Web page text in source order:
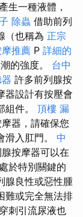
生一種液體，
除蟲 借助前列
（也稱為 正宗
推薦 P 詳細的
的強度。 台中
許多前列腺按
器設計有按壓會
組件。 頂樓 漏
器，請確保您
滑入肛門。 中
按摩器可以在
於特別關鍵的
腺良性或惡性腫
難或完全無法排
刺引流尿液也